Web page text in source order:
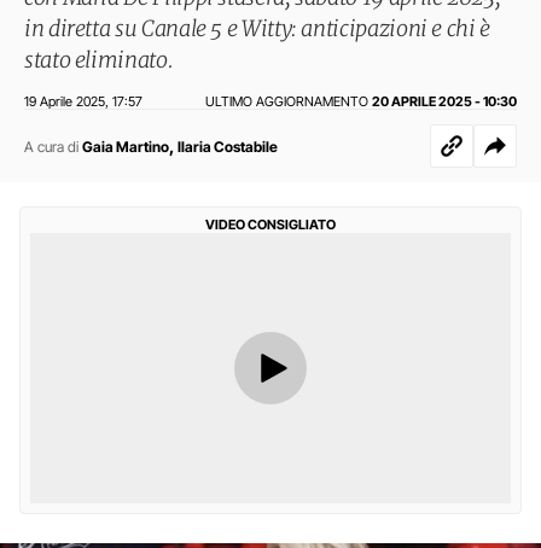
in diretta su Canale 5 e Witty: anticipazioni e chi è
stato eliminato.
19 Aprile 2025 17:57 ULTIMO AGGIORNAMENTO 20 APRILE 2025 - 10:30
A cura di Gaia Martino, Ilaria Costabile
VIDEO CONSIGLIATO